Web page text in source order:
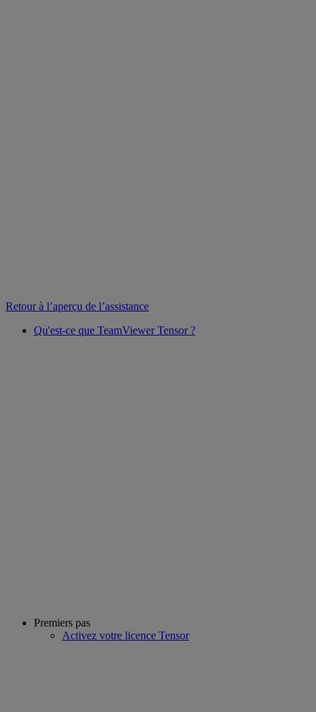
Retour à l’aperçu de l’assistance
Qu'est-ce que TeamViewer Tensor ?
Premiers pas
Activez votre licence Tensor